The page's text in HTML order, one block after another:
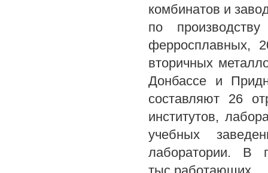
комбинатов и
по
ферросплавных,
вторичных
Донбассе и
составляют 26
институтов,
учебных
лаборатории. В